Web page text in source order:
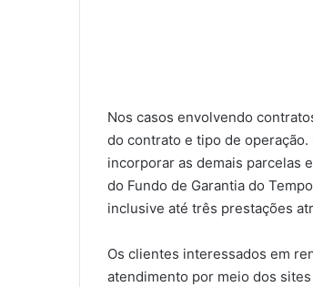
Nos casos envolvendo
do contrato e tipo de
incorporar as demais parcelas
do Fundo de Garantia do
inclusive até três prestações
Os clientes interessados em
atendimento por meio dos